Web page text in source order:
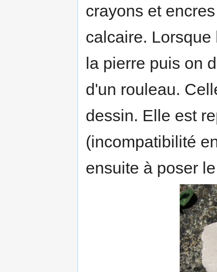
crayons et
calcaire.
la pierre puis on
d'un rouleau.
dessin. Elle est
(incompatibilité
ensuite à poser